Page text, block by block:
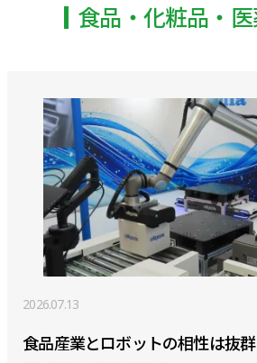
食品・化粧品・
2026.07.13
食品産業とロボットの相性は抜